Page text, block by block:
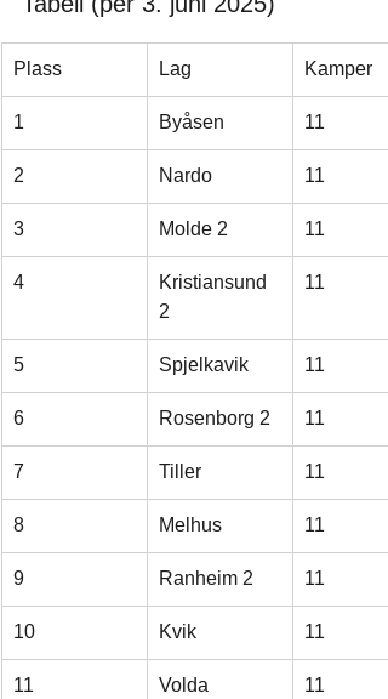
Plass Lag Kamper
1 Byåsen 11
2 Nardo 11
3 Molde 2 11
4
Kristiansund
2
11
5 Spjelkavik 11
6 Rosenborg 2 11
7 Tiller 11
8 Melhus 11
9 Ranheim 2 11
10 Kvik 11
11 Volda 11